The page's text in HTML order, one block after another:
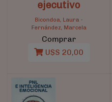
ejecutivo
Bicondoa, Laura -
Fernández, Marcela
Comprar
U$S 20,00